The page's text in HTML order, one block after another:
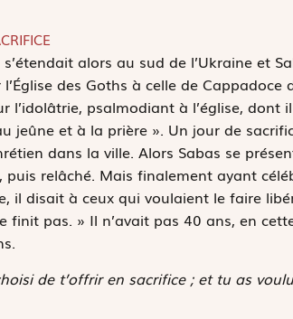
alors au sud de l’Ukraine et
des Goths à celle de
l’idolâtrie, psalmodiant à l’église,
jeûne et à la prière ». Un jour de
dans la ville. Alors Sabas se
relâché. Mais finalement ayant
il disait à ceux qui voulaient le faire
finit pas. » Il n’avait pas 40 ans, en
de t’offrir en sacrifice ; et tu as